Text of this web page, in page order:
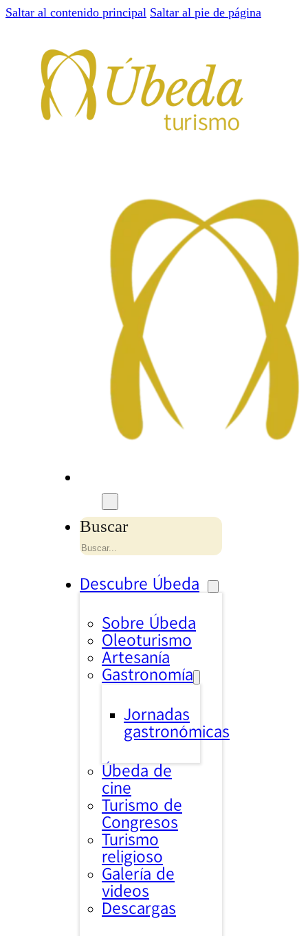
Saltar al contenido principal Saltar al pie de página
Buscar
Descubre Úbeda
Sobre Úbeda
Oleoturismo
Artesanía
Gastronomía
Jornadas
gastronómicas
Úbeda de
cine
Turismo de
Congresos
Turismo
religioso
Galería de
videos
Descargas